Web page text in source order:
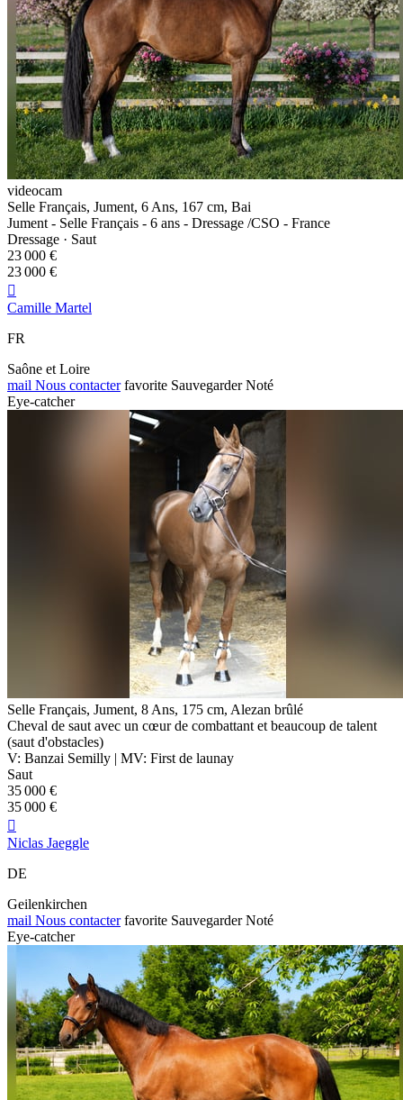
videocam
Selle Français, Jument, 6 Ans, 167 cm, Bai
Jument - Selle Français - 6 ans - Dressage /CSO - France
Dressage · Saut
23 000 €
23 000 €

Camille Martel
FR
Saône et Loire
mail Nous contacter favorite Sauvegarder Noté
Eye-catcher
Selle Français, Jument, 8 Ans, 175 cm, Alezan brûlé
Cheval de saut avec un cœur de combattant et beaucoup de talent
(saut d'obstacles)
V: Banzai Semilly | MV: First de launay
Saut
35 000 €
35 000 €

Niclas Jaeggle
DE
Geilenkirchen
mail Nous contacter favorite Sauvegarder Noté
Eye-catcher